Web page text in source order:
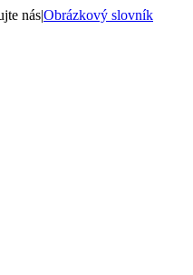
nás|Obrázkový slovník